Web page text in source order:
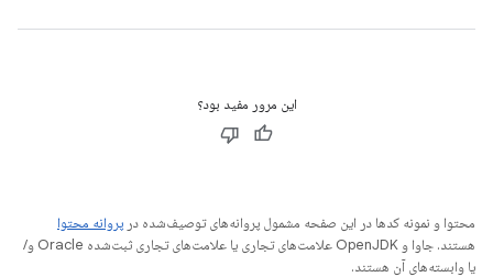
این مرور مفید بود؟
محتوا و نمونه کدها در این صفحه مشمول پروانه‌های توصیف‌شده در پروانه محتوا
هستند. جاوا و OpenJDK علامت‌های تجاری یا علامت‌های تجاری ثبت‌شده Oracle و/
یا وابسته‌های آن هستند.